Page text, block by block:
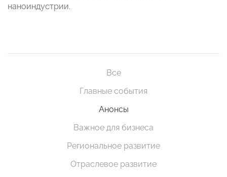
наноиндустрии.
Все
Главные события
Анонсы
Важное для бизнеса
Региональное развитие
Отраслевое развитие